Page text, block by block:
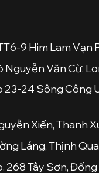
9 Him Lam Vạn
Nguyễn Văn Cừ,
23-24 Sông Công
Xiển, Thanh
Láng, Thịnh
268 Tây Sơn,